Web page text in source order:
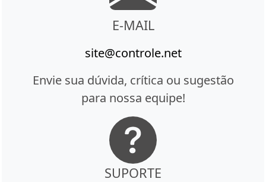
E-MAIL
site@controle.net
Envie sua dúvida, crítica ou sugestão
para nossa equipe!
SUPORTE